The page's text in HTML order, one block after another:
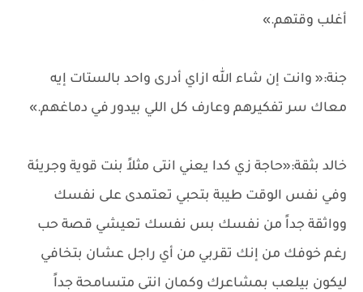
أغلب وقتهم.»
جنة:« وانت إن شاء الله ازاي أدرى واحد بالستات إيه
معاك سر تفكيرهم وعارف كل اللي بيدور في دماغهم.»
خالد بثقة:«حاجة زي كدا يعني انتى مثلاً بنت قوية وجريئة
وفي نفس الوقت طيبة بتحبي تعتمدى على نفسك
وواثقة جداً من نفسك بس نفسك تعيشي قصة حب
رغم خوفك من إنك تقربي من أي راجل عشان بتخافي
ليكون بيلعب بمشاعرك وكمان انتى متسامحة جداً